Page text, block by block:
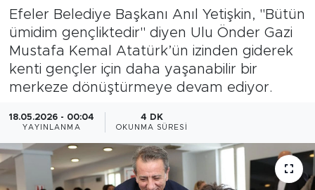
Efeler Belediye Başkanı Anıl Yetişkin, "Bütün
ümidim gençliktedir" diyen Ulu Önder Gazi
Mustafa Kemal Atatürk’ün izinden giderek
kenti gençler için daha yaşanabilir bir
merkeze dönüştürmeye devam ediyor.
18.05.2026 - 00:04
YAYINLANMA
4 DK
OKUNMA SÜRESI